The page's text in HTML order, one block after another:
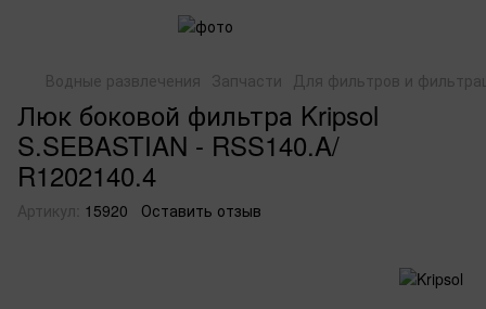
Водные развлечения Запчасти Для фильтров и
Люк боковой фильтра Kripsol
S.SEBASTIAN - RSS140.A/
R1202140.4
Артикул: 15920 Оставить отзыв